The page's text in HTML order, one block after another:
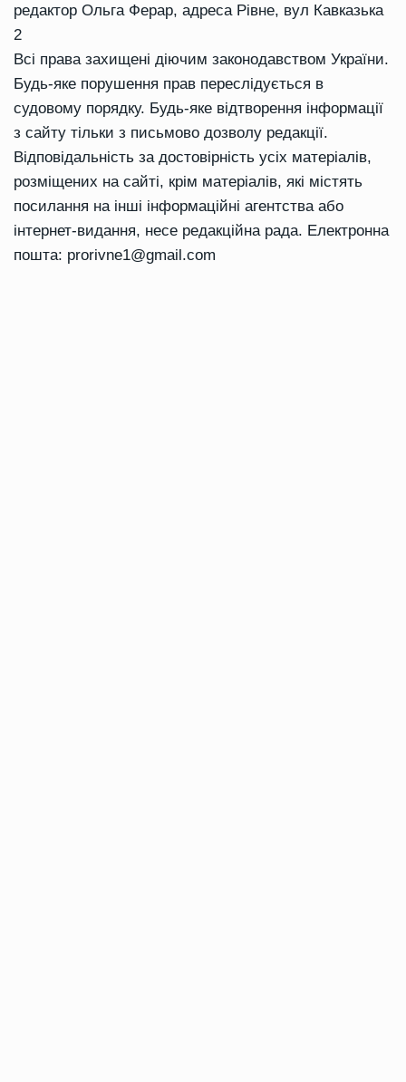
редактор Ольга Ферар, адреса Рівне, вул Кавказька
2
Всі права захищені діючим законодавством України.
Будь-яке порушення прав переслідується в
судовому порядку. Будь-яке відтворення інформації
з сайту тільки з письмово дозволу редакції.
Відповідальність за достовірність усіх матеріалів,
розміщених на сайті, крім матеріалів, які містять
посилання на інші інформаційні агентства або
інтернет-видання, несе редакційна рада. Електронна
пошта: prorivne1@gmail.com